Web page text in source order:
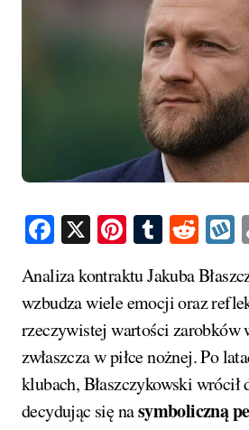
Facebook
X Pinterest
Tumblr
Analiza kontraktu Jakuba Błaszczykowskiego
wzbudza wiele emocji oraz
rzeczywistej wartości zarobków
zwłaszcza w piłce nożnej. Po
klubach, Błaszczykowski wrócił
decydując się nasymboliczną